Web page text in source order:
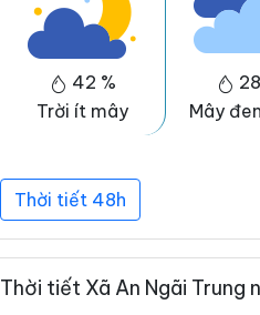
42 %
Trời ít mây
Mây
Thời tiết 48h
Thời tiết Xã An Ngãi Trung